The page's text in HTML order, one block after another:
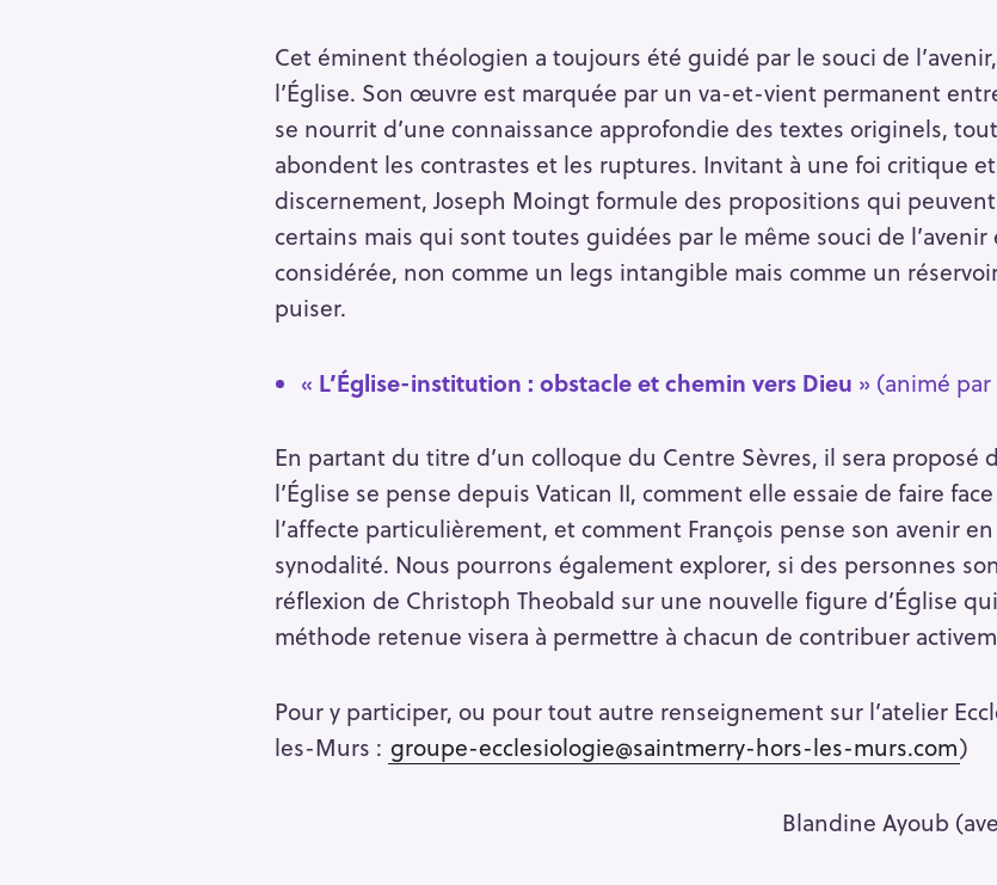
Cet éminent théologien a toujours été guidé par le souci de
l’Église. Son œuvre est marquée par un va-et-vient permanent
se nourrit d’une connaissance approfondie des textes originels,
abondent les contrastes et les ruptures. Invitant à une foi critique
discernement, Joseph Moingt formule des propositions qui
certains mais qui sont toutes guidées par le même souci de
considérée, non comme un legs intangible mais comme un
puiser.
« L’Église-institution : obstacle et chemin vers Dieu » (animé
En partant du titre d’un colloque du Centre Sèvres, il sera proposé
l’Église se pense depuis Vatican II, comment elle essaie de faire
l’affecte particulièrement, et comment François pense son avenir
synodalité. Nous pourrons également explorer, si des personnes
réflexion de Christoph Theobald sur une nouvelle figure d’Église
méthode retenue visera à permettre à chacun de contribuer
Pour y participer, ou pour tout autre renseignement sur l’atelier
les-Murs : groupe-ecclesiologie@saintmerry-hors-les-murs.com)
Blandine Ayoub